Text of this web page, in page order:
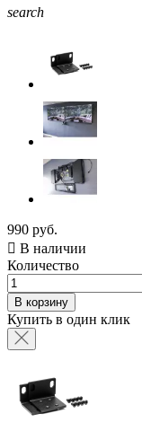
search
990 руб.
 В наличии
Количество
В корзину
Купить в один клик